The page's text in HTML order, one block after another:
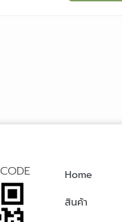
Home
สินค้า